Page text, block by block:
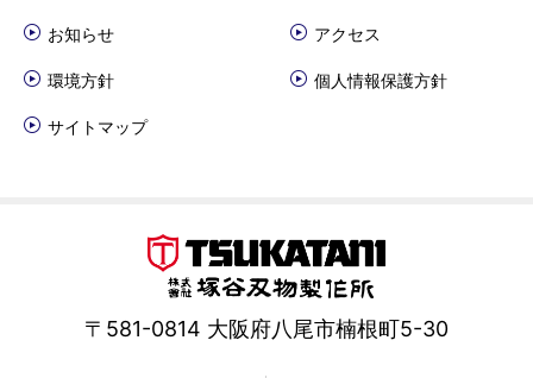
お知らせ アクセス
環境方針 個人情報保護方針
サイトマップ
〒581-0814 大阪府八尾市楠根町5-30